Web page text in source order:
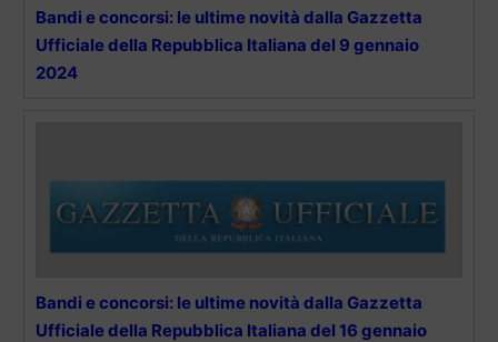
Bandi e concorsi: le ultime novità dalla Gazzetta
Ufficiale della Repubblica Italiana del 9 gennaio
2024
Bandi e concorsi: le ultime novità dalla Gazzetta
Ufficiale della Repubblica Italiana del 16 gennaio